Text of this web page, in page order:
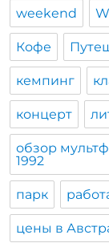
weekend
Кофе
кемпинг
концерт
обзор
1992
парк
цены в